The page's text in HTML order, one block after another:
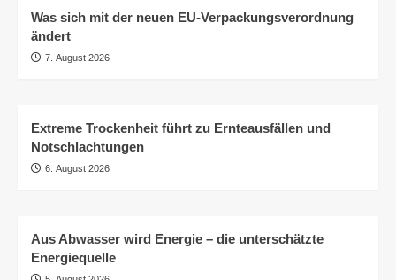
Was sich mit der neuen EU-Verpackungsverordnung
ändert
7. August 2026
Extreme Trockenheit führt zu Ernteausfällen und
Notschlachtungen
6. August 2026
Aus Abwasser wird Energie – die unterschätzte
Energiequelle